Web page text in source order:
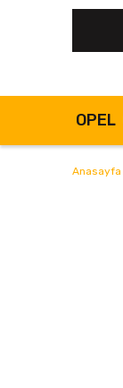
OPEL
Anasayfa